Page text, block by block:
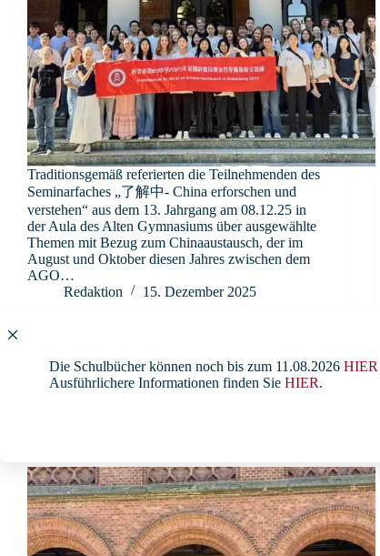
Die Schulbücher können noch bis zum 11.08.2026 HIER
Ausführlichere Informationen finden Sie HIER.
Traditionsgemäß referierten die Teilnehmenden des
Seminarfaches „了解中- China erforschen und
verstehen“ aus dem 13. Jahrgang am 08.12.25 in
der Aula des Alten Gymnasiums über ausgewählte
Themen mit Bezug zum Chinaaustausch, der im
August und Oktober diesen Jahres zwischen dem
AGO…
Redaktion
15. Dezember 2025
Austausch,Fahrten